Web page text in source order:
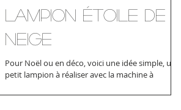
lampion étoile de
neige
Pour Noël ou en déco, voici une idée simple, un
petit lampion à réaliser avec la machine à